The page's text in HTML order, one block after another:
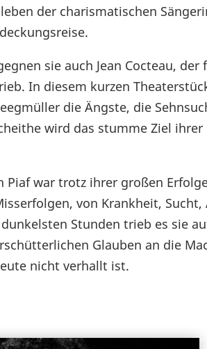
der charismatischen
sie auch Jean Cocteau,
In diesem kurzen
die Ängste, die
wird das stumme Ziel
Piaf war trotz ihrer großen
von Krankheit,
Stunden trieb es sie
Glauben an die
nicht verhallt ist.